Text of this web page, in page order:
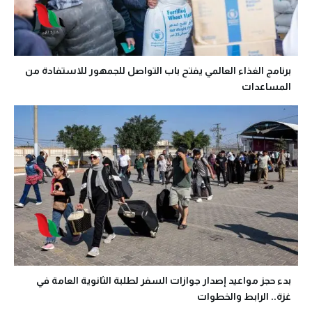
برنامج الغذاء العالمي يفتح باب التواصل للجمهور للاستفادة من
المساعدات
بدء حجز مواعيد إصدار جوازات السفر لطلبة الثانوية العامة في
غزة.. الرابط والخطوات